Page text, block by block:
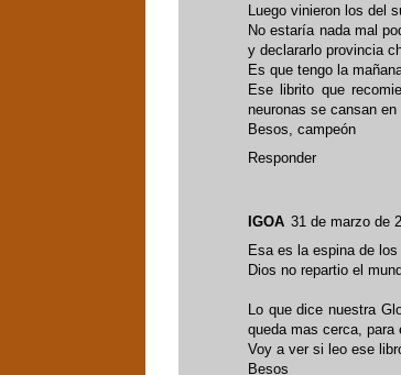
Luego vinieron los del
No estaría nada mal
y declararlo provincia
Es que tengo la
Ese librito que
neuronas se cansan
Besos, campeón
Responder
IGOA 31 de marzo de
Esa es la espina de los
Dios no repartio el
Lo que dice nuestra
queda mas cerca, para
Voy a ver si leo ese
Besos